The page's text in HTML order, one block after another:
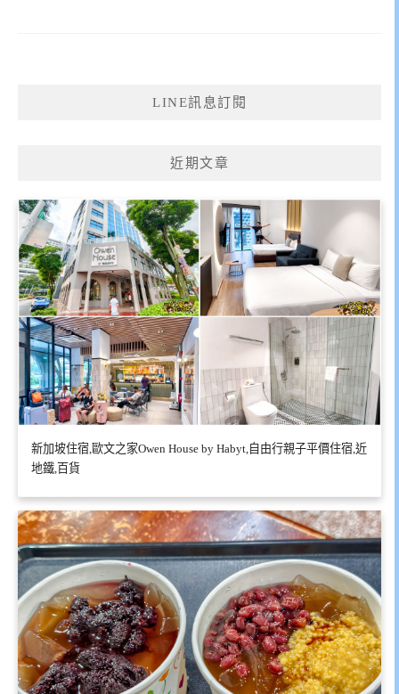
LINE訊息訂閱
近期文章
新加坡住宿,歐文之家Owen House by Habyt,自由行親子平價住宿,近
地鐵,百貨